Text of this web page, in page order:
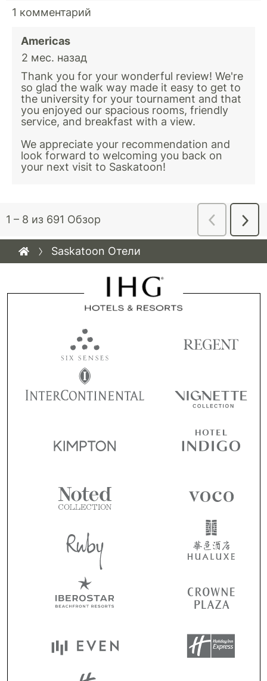
Saskatoon Отели